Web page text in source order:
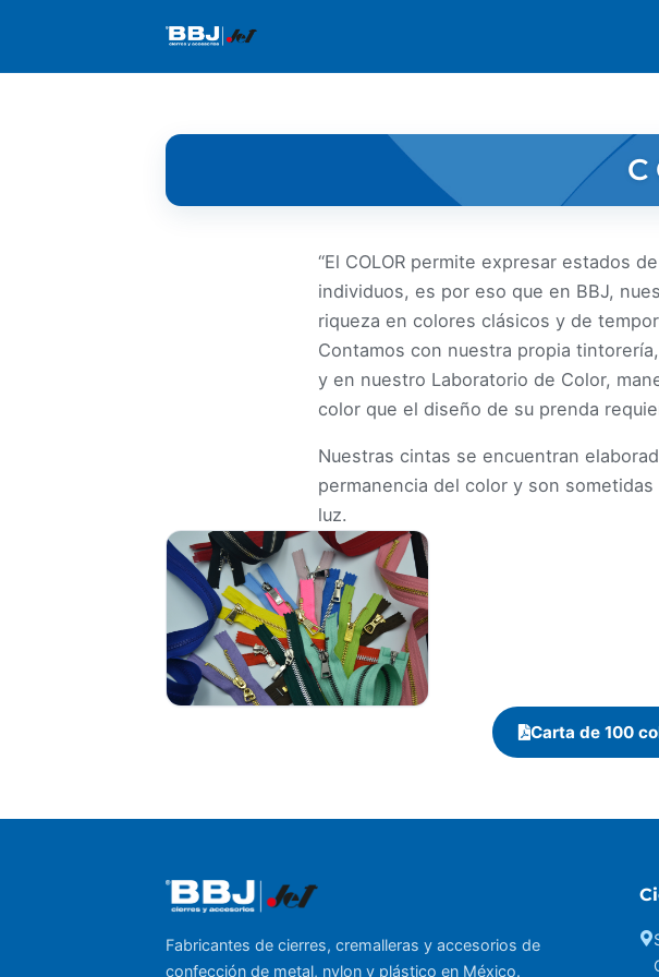
“El COLOR permite expresar estados
individuos, es por eso que en BBJ,
riqueza en colores clásicos y de
Contamos con nuestra propia
y en nuestro Laboratorio de Color,
color que el diseño de su prenda
Nuestras cintas se encuentran
permanencia del color y son
luz.
Carta de 100
Fabricantes de cierres, cremalleras y accesorios de
confección de metal, nylon y plástico en México.